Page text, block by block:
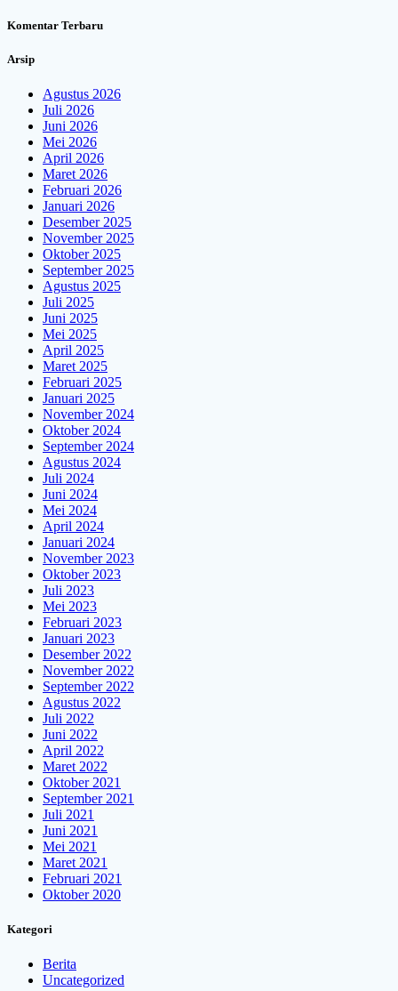
Komentar Terbaru
Arsip
Agustus 2026
Juli 2026
Juni 2026
Mei 2026
April 2026
Maret 2026
Februari 2026
Januari 2026
Desember 2025
November 2025
Oktober 2025
September 2025
Agustus 2025
Juli 2025
Juni 2025
Mei 2025
April 2025
Maret 2025
Februari 2025
Januari 2025
November 2024
Oktober 2024
September 2024
Agustus 2024
Juli 2024
Juni 2024
Mei 2024
April 2024
Januari 2024
November 2023
Oktober 2023
Juli 2023
Mei 2023
Februari 2023
Januari 2023
Desember 2022
November 2022
September 2022
Agustus 2022
Juli 2022
Juni 2022
April 2022
Maret 2022
Oktober 2021
September 2021
Juli 2021
Juni 2021
Mei 2021
Maret 2021
Februari 2021
Oktober 2020
Kategori
Berita
Uncategorized